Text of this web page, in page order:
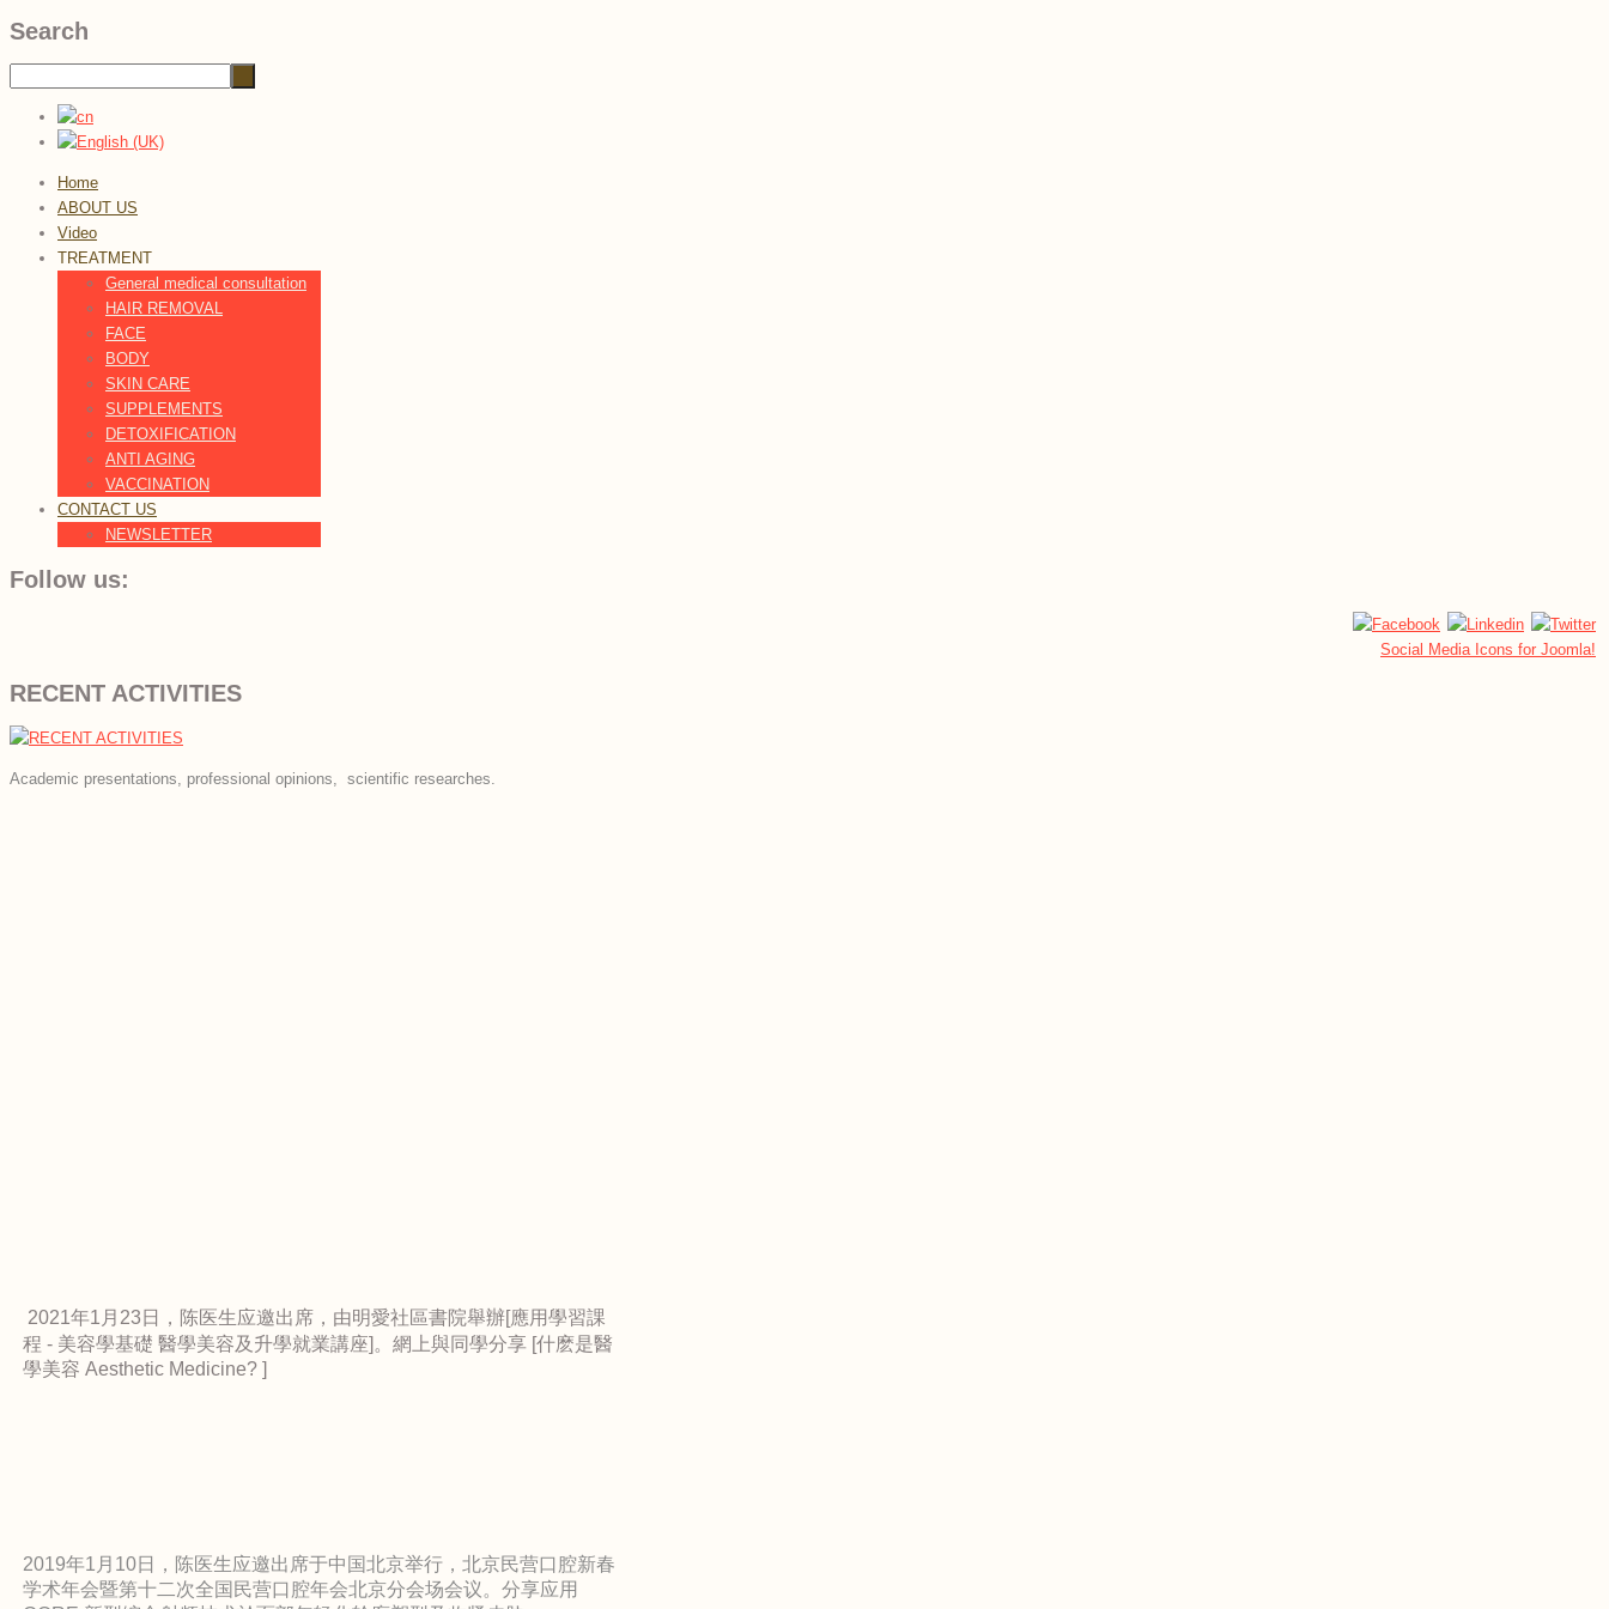
Search
Home
ABOUT US
Video
TREATMENT
General medical consultation
HAIR REMOVAL
FACE
BODY
SKIN CARE
SUPPLEMENTS
DETOXIFICATION
ANTI AGING
VACCINATION
CONTACT US
NEWSLETTER
Follow us:
Social Media Icons for Joomla!
RECENT ACTIVITIES
Academic presentations, professional opinions, scientific researches.
2021年1月23日，陈医生应邀出席，由明愛社區書院舉辦[應用學習課
程 - 美容學基礎 醫學美容及升學就業講座]。網上與同學分享 [什麽是醫
學美容 Aesthetic Medicine? ]
2019年1月10日，陈医生应邀出席于中国北京举行，北京民营口腔新春
学术年会暨第十二次全国民营口腔年会北京分会场会议。分享应用